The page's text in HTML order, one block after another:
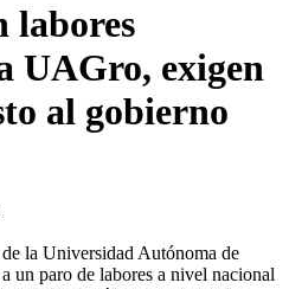
labores
UAGro, exigen
al gobierno
la Universidad Autónoma de
un paro de labores a nivel nacional